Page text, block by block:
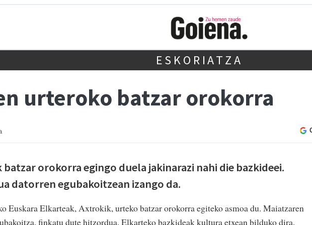
ESKORIATZA
urteroko batzar orokorra
orokorra egingo duela jakinarazi nahi die bazkideei.
datorren egubakoitzean izango da.
Euskara Elkarteak, Axtrokik, urteko batzar orokorra egiteko asmoa du. Maiatzaren
finkatu dute hitzordua. Elkarteko bazkideak kultura etxean bilduko dira,